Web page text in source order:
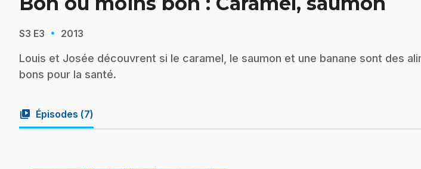
S3 E3 · 2013
Louis et Josée découvrent si le caramel, le saumon et une banane sont des
bons pour la santé.
video_library Épisodes (7)